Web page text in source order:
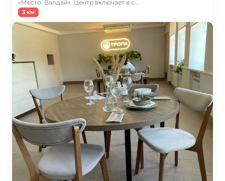
«Место. Валдай». Центр включает в с…
3 км